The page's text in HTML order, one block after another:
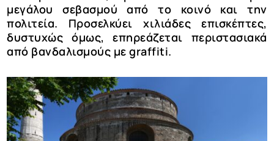
μεγάλου σεβασμού από το κοινό και την
πολιτεία. Προσελκύει χιλιάδες επισκέπτες,
δυστυχώς όμως, επηρεάζεται περιστασιακά
από βανδαλισμούς με graffiti.